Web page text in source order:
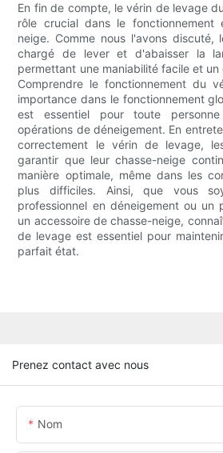
En fin de compte, le vérin de levage
rôle crucial dans le fonctionnement
neige. Comme nous l'avons
chargé de lever et d'abaisser la
permettant une maniabilité facile et
Comprendre le fonctionnement du
importance dans le fonctionnement
est essentiel pour toute
opérations de déneigement. En
correctement le vérin de levage,
garantir que leur chasse-neige
manière optimale, même dans les
plus difficiles. Ainsi, que vous
professionnel en déneigement ou un
un accessoire de chasse-neige,
de levage est essentiel pour
parfait état.
Prenez contact avec nous
Nom